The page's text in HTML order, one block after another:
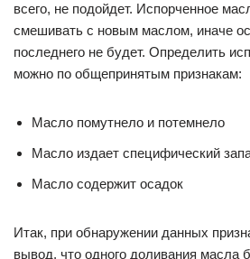
всего, не подойдет. Испорченное
смешивать с новым маслом, иначе
последнего не будет. Определить
можно по общепринятым признакам:
Масло помутнело и потемнело
Масло издает специфический
Масло содержит осадок
Итак, при обнаружении данных
вывод, что одного доливания масла